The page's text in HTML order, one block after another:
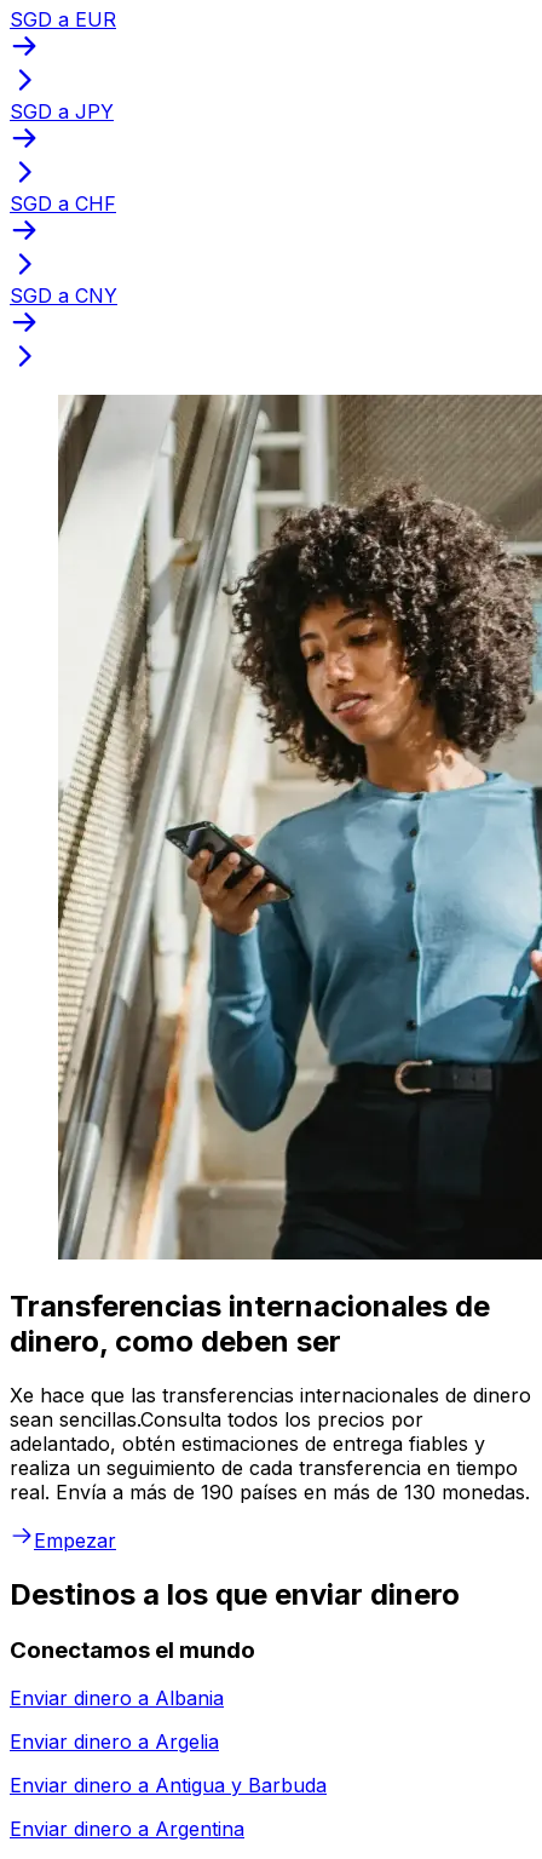
SGD a EUR
SGD a JPY
SGD a CHF
SGD a CNY
Transferencias internacionales de
dinero, como deben ser
Xe hace que las transferencias internacionales de dinero
sean sencillas.Consulta todos los precios por
adelantado, obtén estimaciones de entrega fiables y
realiza un seguimiento de cada transferencia en tiempo
real. Envía a más de 190 países en más de 130 monedas.
Empezar
Destinos a los que enviar dinero
Conectamos el mundo
Enviar dinero a Albania
Enviar dinero a Argelia
Enviar dinero a Antigua y Barbuda
Enviar dinero a Argentina